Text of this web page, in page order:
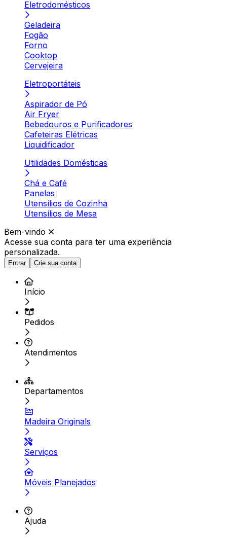
Eletrodomésticos
Geladeira
Fogão
Forno
Cooktop
Cervejeira
Eletroportáteis
Aspirador de Pó
Air Fryer
Bebedouros e Purificadores
Cafeteiras Elétricas
Liquidificador
Utilidades Domésticas
Chá e Café
Panelas
Utensílios de Cozinha
Utensílios de Mesa
Bem-vindo
Acesse sua conta para ter uma experiência
personalizada.
Entrar Crie sua conta
Início
Pedidos
Atendimentos
Departamentos
Madeira Originals
Serviços
Móveis Planejados
Ajuda